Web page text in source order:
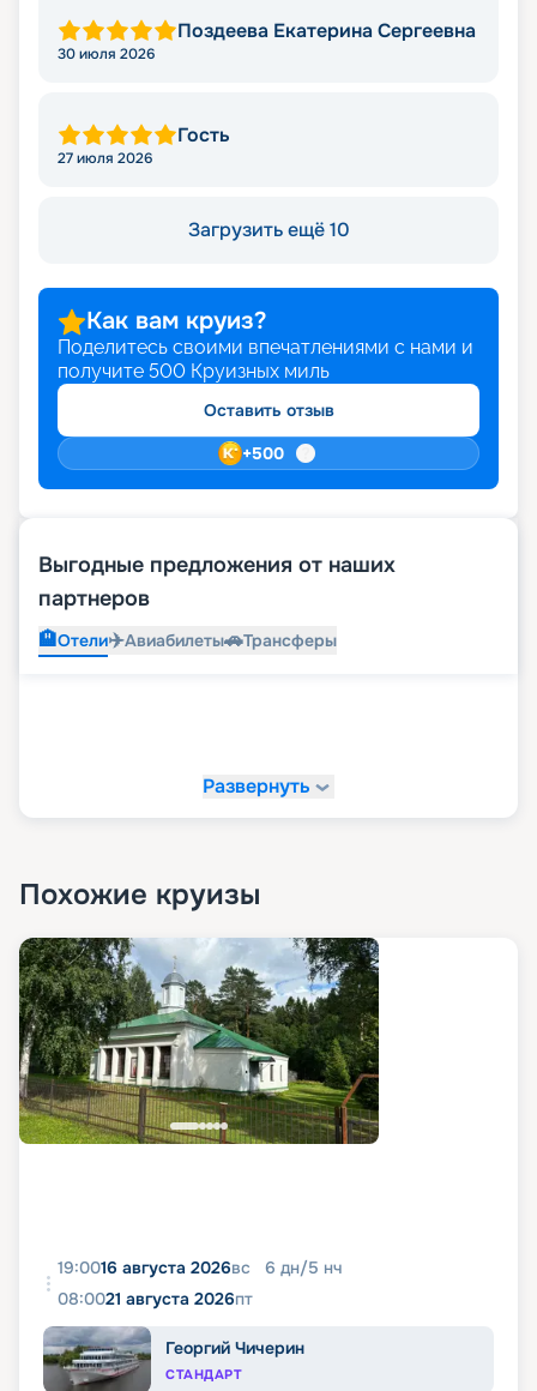
Поздеева Екатерина Сергеевна
30 июля 2026
Гость
27 июля 2026
Загрузить ещё 10
Как вам круиз?
Поделитесь своими впечатлениями с нами и
получите 500 Круизных миль
Оставить отзыв
+500
Выгодные предложения от наших
партнеров
🏨Отели✈️Авиабилеты🚗Трансферы
Развернуть
Похожие круизы
19:0016 августа 2026вс 6 дн/5 нч
08:0021 августа 2026пт
Георгий Чичерин
СТАНДАРТ